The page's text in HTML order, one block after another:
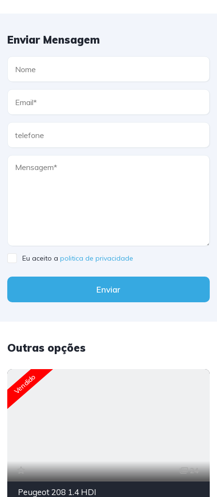
Enviar Mensagem
Eu aceito a politica de privacidade
Enviar
Outras opções
Vendido
24
Peugeot 208 1.4 HDI